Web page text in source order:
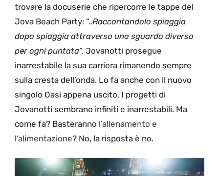
trovare la docuserie che ripercorre le tappe del
Jova Beach Party: “..Raccontandolo spiaggia
dopo spiaggia attraverso uno sguardo diverso
per ogni puntata“. Jovanotti prosegue
inarrestabile la sua carriera rimanendo sempre
sulla cresta dell’onda. Lo fa anche con il nuovo
singolo Oasi appena uscito. I progetti di
Jovanotti sembrano infiniti e inarrestabili. Ma
come fa? Basteranno l’allenamento e
l’alimentazione? No, la risposta è no.